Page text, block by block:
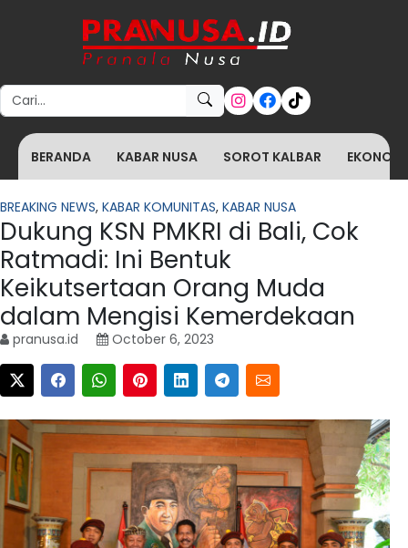
Search for:
BERANDA KABAR NUSA SOROT KALBAR
BREAKING NEWS, KABAR KOMUNITAS, KABAR NUSA
Dukung KSN PMKRI di Bali, Cok
Ratmadi: Ini Bentuk
Keikutsertaan Orang Muda
dalam Mengisi Kemerdekaan
pranusa.id October 6, 2023